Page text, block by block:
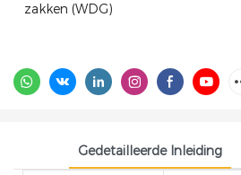
zakken (WDG)
Gedetailleerde Inleiding